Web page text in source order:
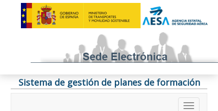
Sistema de gestión de planes de formación